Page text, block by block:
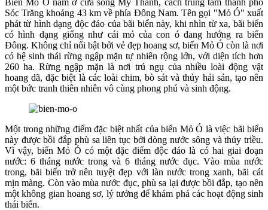
Sóc Trăng khoảng 43 km về phía Đông Nam. Tên gọi "Mỏ Ó" xuất
phát từ hình dạng độc đáo của bãi biển này, khi nhìn từ xa, bãi biển
có hình dạng giống như cái mỏ của con ó đang hướng ra biển
Đông. Không chỉ nổi bật bởi vẻ đẹp hoang sơ, biển Mỏ Ó còn là nơi
có hệ sinh thái rừng ngập mặn tự nhiên rộng lớn, với diện tích hơn
260 ha. Rừng ngập mặn là nơi trú ngụ của nhiều loài động vật
hoang dã, đặc biệt là các loài chim, bò sát và thủy hải sản, tạo nên
một bức tranh thiên nhiên vô cùng phong phú và sinh động.
Một trong những điểm đặc biệt nhất của biển Mỏ Ó là việc bãi biển
này được bồi đắp phù sa liên tục bởi dòng nước sông và thủy triều.
Vì vậy, biển Mỏ Ó có một đặc điểm độc đáo là có hai giai đoạn
nước: 6 tháng nước trong và 6 tháng nước đục. Vào mùa nước
trong, bãi biển trở nên tuyệt đẹp với làn nước trong xanh, bãi cát
mịn màng. Còn vào mùa nước đục, phù sa lại được bồi đắp, tạo nên
một không gian hoang sơ, lý tưởng để khám phá các hoạt động sinh
thái biển.